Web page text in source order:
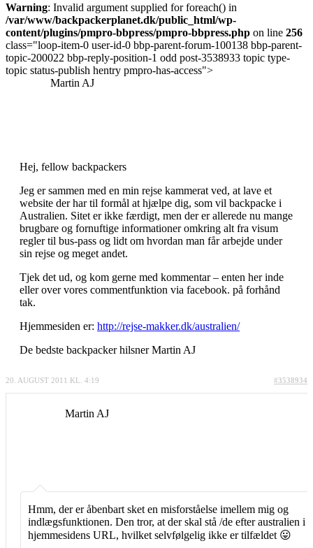
Warning: Invalid argument supplied for foreach() in
/var/www/backpackerplanet.dk/public_html/wp-
content/plugins/pmpro-bbpress/pmpro-bbpress.php on line 256
class="loop-item-0 user-id-0 bbp-parent-forum-100138 bbp-parent-
topic-200022 bbp-reply-position-1 odd post-3538933 topic type-
topic status-publish hentry pmpro-has-access">
Martin AJ
Hej, fellow backpackers
Jeg er sammen med en min rejse kammerat ved, at lave et
website der har til formål at hjælpe dig, som vil backpacke i
Australien. Sitet er ikke færdigt, men der er allerede nu mange
brugbare og fornuftige informationer omkring alt fra visum
regler til bus-pass og lidt om hvordan man får arbejde under
sin rejse og meget andet.
Tjek det ud, og kom gerne med kommentar – enten her inde
eller over vores commentfunktion via facebook. på forhånd
tak.
Hjemmesiden er: http://rejse-makker.dk/australien/
De bedste backpacker hilsner Martin AJ
20. AUGUST 2011 KL. 4:19 #3538934
Martin AJ
Hmm, der er åbenbart sket en misforståelse imellem mig og
indlægsfunktionen. Den tror, at der skal stå /de efter australien i
hjemmesidens URL, hvilket selvfølgelig ikke er tilfældet 😛